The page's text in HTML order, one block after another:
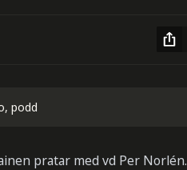
podd
pratar med vd Per Norlén.